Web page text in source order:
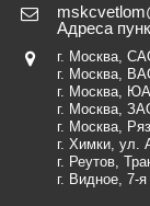
Адреса
г. Москва,
г. Москва,
г. Москва,
г. Москва,
г. Москва,
г. Химки, ул.
г. Реутов,
г. Видное, 7-